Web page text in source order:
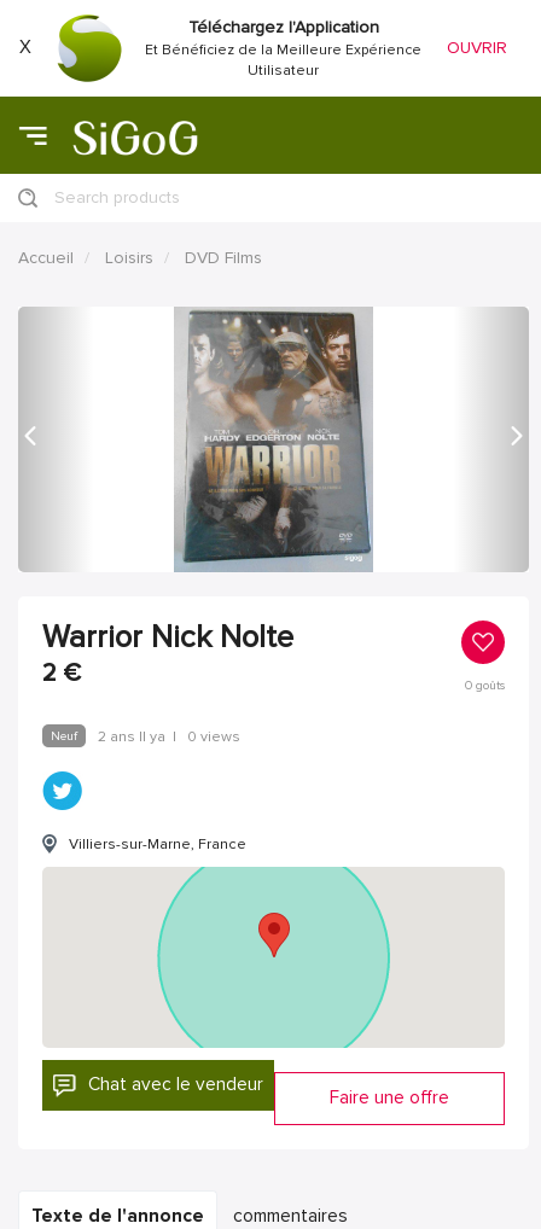
X
Téléchargez l'Application
Et Bénéficiez de la Meilleure Expérience
Utilisateur
OUVRIR
Search products
Accueil Loisirs DVD Films
Warrior Nick Nolte
2 € 0goûts
Neuf 2 ans Il ya | 0 views
Villiers-sur-Marne, France
Chat avec le vendeur
Faire une offre
Texte de l'annonce commentaires